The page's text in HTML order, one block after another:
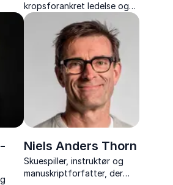
om
kropsforankret ledelse og
menneskelig
bæredygtighed.
Niels Anders Thorn
Skuespiller, instruktør og
manuskriptforfatter, der